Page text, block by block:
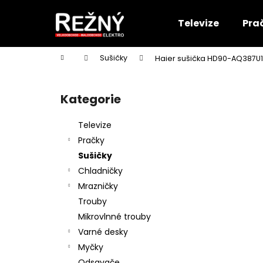
Televize
Domů Sušičky Haier sušička HD90-
Přeskočit
kategorie
Kategorie
Televize
Pračky
Sušičky
Chladničky
Mrazničky
Trouby
Mikrovlnné trouby
Varné desky
Myčky
í
Zpět
do
Zpět
do